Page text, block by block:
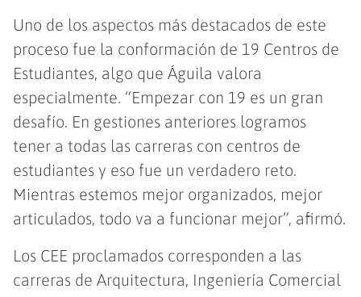
Uno de los aspectos más destacados de este
proceso fue la conformación de 19 Centros de
Estudiantes, algo que Águila valora
especialmente. “Empezar con 19 es un gran
desafío. En gestiones anteriores logramos
tener a todas las carreras con centros de
estudiantes y eso fue un verdadero reto.
Mientras estemos mejor organizados, mejor
articulados, todo va a funcionar mejor”, afirmó.
Los CEE proclamados corresponden a las
carreras de Arquitectura, Ingeniería Comercial